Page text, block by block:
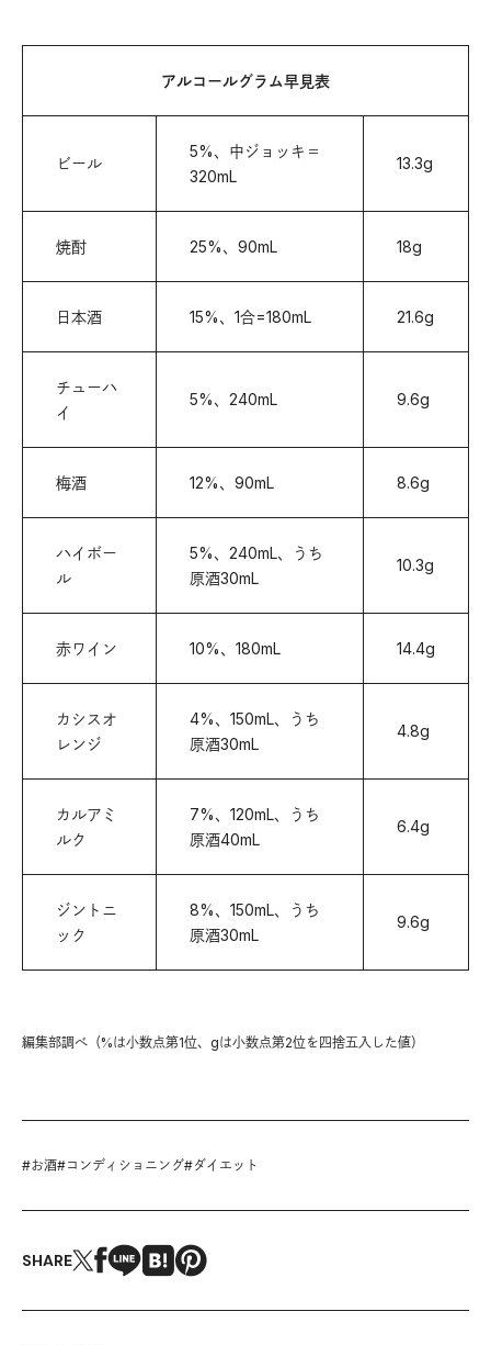
アルコールグラム早見表
ビール
5%、中ジョッキ＝
320mL
13.3g
焼酎 25%、90mL 18g
日本酒 15%、1合=180mL 21.6g
チューハ
イ
5%、240mL 9.6g
梅酒 12%、90mL 8.6g
ハイボー
ル
5%、240mL、うち
原酒30mL
10.3g
赤ワイン 10%、180mL 14.4g
カシスオ
レンジ
4%、150mL、うち
原酒30mL
4.8g
カルアミ
ルク
7%、120mL、うち
原酒40mL
6.4g
ジントニ
ック
8%、150mL、うち
原酒30mL
9.6g
編集部調べ（%は小数点第1位、gは小数点第2位を四捨五入した値）
#お酒#コンディショニング#ダイエット
SHARE